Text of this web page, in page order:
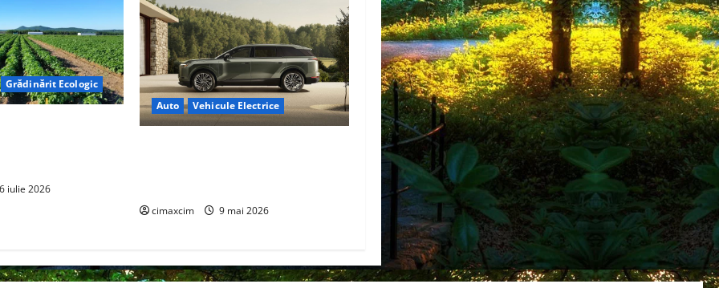
Grădinărit Ecologic
iulie 2026
Auto Vehicule Electrice
cimaxcim 9 mai 2026